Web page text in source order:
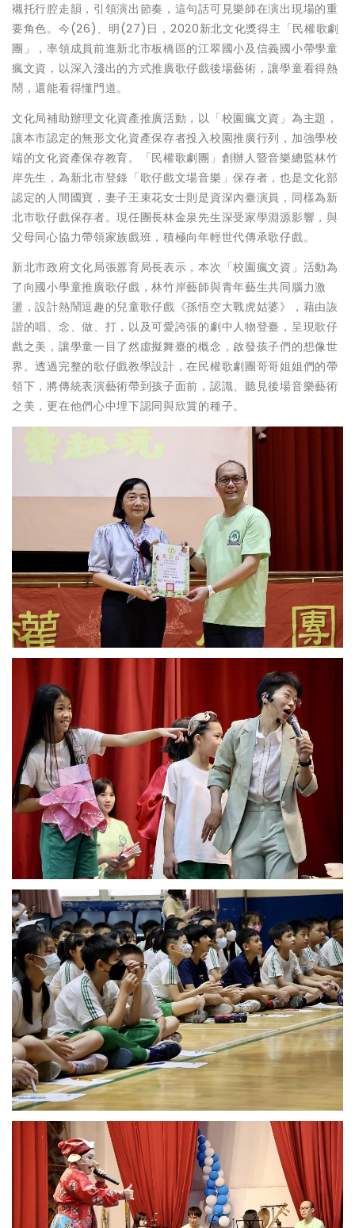
襯托行腔走韻，引領演出節奏，這句話可見樂師在演出現場的重
要角色。今(26)、明(27)日，2020新北文化獎得主「民權歌劇
團」，率領成員前進新北市板橋區的江翠國小及信義國小帶學童
瘋文資，以深入淺出的方式推廣歌仔戲後場藝術，讓學童看得熱
鬧，還能看得懂門道。
文化局補助辦理文化資產推廣活動，以「校園瘋文資」為主題，
讓本市認定的無形文化資產保存者投入校園推廣行列，加強學校
端的文化資產保存教育。「民權歌劇團」創辦人暨音樂總監林竹
岸先生，為新北市登錄「歌仔戲文場音樂」保存者，也是文化部
認定的人間國寶，妻子王束花女士則是資深內臺演員，同樣為新
北市歌仔戲保存者。現任團長林金泉先生深受家學淵源影響，與
父母同心協力帶領家族戲班，積極向年輕世代傳承歌仔戲。
新北市政府文化局張䕒育局長表示，本次「校園瘋文資」活動為
了向國小學童推廣歌仔戲，林竹岸藝師與青年藝生共同腦力激
盪，設計熱鬧逗趣的兒童歌仔戲《孫悟空大戰虎姑婆》，藉由詼
諧的唱、念、做、打，以及可愛誇張的劇中人物登臺，呈現歌仔
戲之美，讓學童一目了然虛擬舞臺的概念，啟發孩子們的想像世
界。透過完整的歌仔戲教學設計，在民權歌劇團哥哥姐姐們的帶
領下，將傳統表演藝術帶到孩子面前，認識、聽見後場音樂藝術
之美，更在他們心中埋下認同與欣賞的種子。